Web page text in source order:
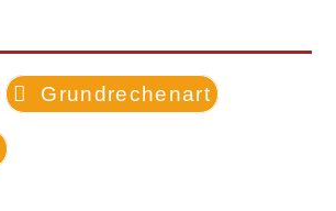
Grundrechenart